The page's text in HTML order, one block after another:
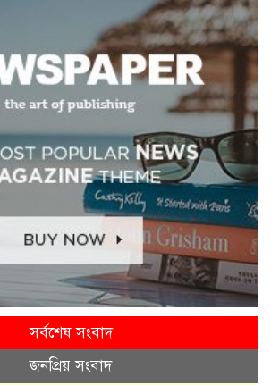
সর্বশেষ সংবাদ
জনপ্রিয় সংবাদ